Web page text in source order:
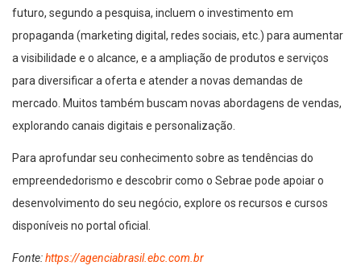
futuro, segundo a pesquisa, incluem o investimento em
propaganda (marketing digital, redes sociais, etc.) para aumentar
a visibilidade e o alcance, e a ampliação de produtos e serviços
para diversificar a oferta e atender a novas demandas de
mercado. Muitos também buscam novas abordagens de vendas,
explorando canais digitais e personalização.
Para aprofundar seu conhecimento sobre as tendências do
empreendedorismo e descobrir como o Sebrae pode apoiar o
desenvolvimento do seu negócio, explore os recursos e cursos
disponíveis no portal oficial.
Fonte:https://agenciabrasil.ebc.com.br